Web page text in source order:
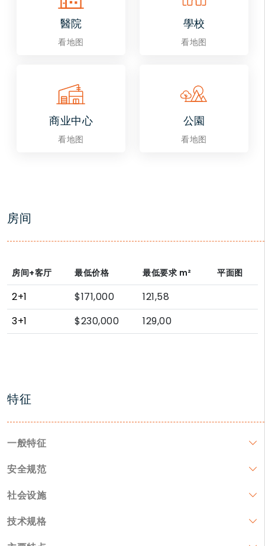
醫院
看地图
學校
看地图
商业中心
看地图
公園
看地图
房间
房间+客厅 最低价格 最低要求 m² 平面图
2+1 $171,000
121,58
3+1
$230,000 129,00
特征
一般特征
安全规范
社会设施
技术规格